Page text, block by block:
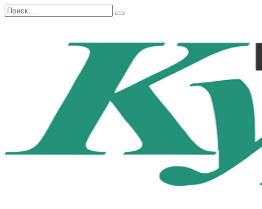
Перейти
к
Search
for: